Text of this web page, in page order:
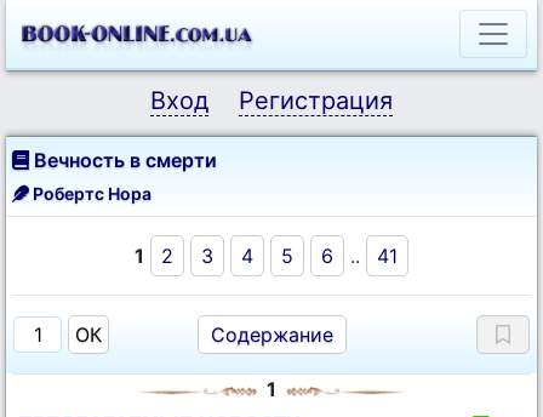
Вход Регистрация
Вечность в смерти
Робертс Нора
1 2 3 4 5 6 .. 41
Содержание
1